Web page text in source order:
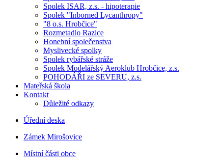
Spolek ISAR, z.s. - hipoterapie
Spolek "Inborned Lycanthropy"
"8 o.s. Hrobčice"
Rozmetadlo Razice
Honební společenstva
Myslivecké spolky
Spolek rybářské stráže
Spolek Modelářský Aeroklub Hrobčice, z.s.
POHODÁŘI ze SEVERU, z.s.
Mateřská škola
Kontakt
Důležité odkazy
Úřední deska
Zámek Mirošovice
Místní části obce